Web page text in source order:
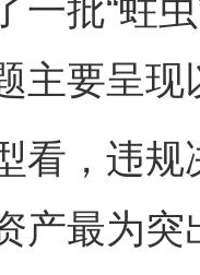
一批“蛀
主要呈现
，违规
产最为